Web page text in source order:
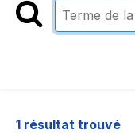
1 résultat trouvé